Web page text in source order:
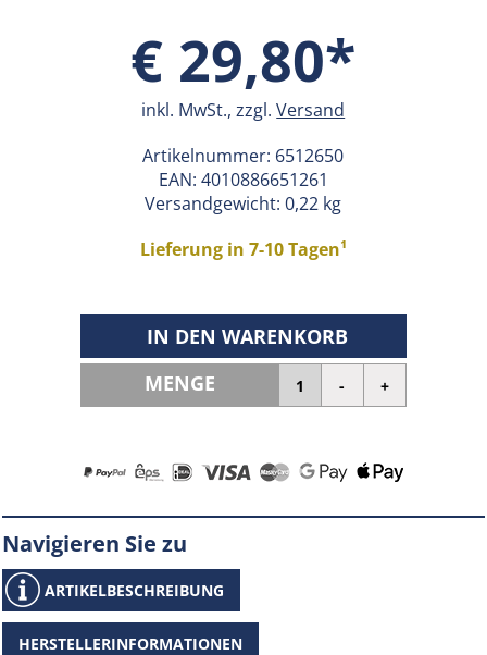
€ 29,80*
inkl. MwSt., zzgl.Versand
Artikelnummer: 6512650
EAN: 4010886651261
Versandgewicht: 0,22 kg
Lieferung in 7-10 Tagen¹
IN DEN WARENKORB
MENGE
Navigieren Sie zu
ARTIKELBESCHREIBUNG
HERSTELLERINFORMATIONEN